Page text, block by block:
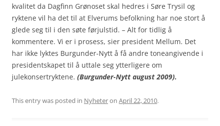
kvalitet da Dagfinn Grønoset skal hedres i Søre Trysil og
ryktene vil ha det til at Elverums befolkning har noe stort å
glede seg til i den søte førjulstid. – Alt for tidlig å
kommentere. Vi er i prosess, sier president Mellum. Det
har ikke lyktes Burgunder-Nytt å få andre toneangivende i
presidentskapet til å uttale seg ytterligere om
julekonsertryktene. (Burgunder-Nytt august 2009).
This entry was posted in Nyheteron April 22, 2010.